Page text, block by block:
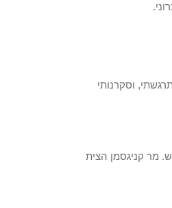
וסקרנותי
מר קניגסמן הצית